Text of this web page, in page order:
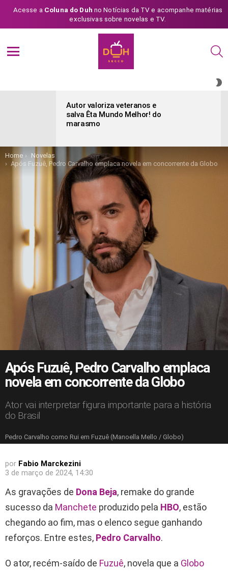
Acesse a Coluna do Duh no Notícias da TV e acompanhe matérias
exclusivas sobre novelas e TV.
Autor valoriza veteranos e
salva Êta Mundo Melhor! do
marasmo
You are here:
Home
Novelas
Após Fuzuê, Pedro Carvalho emplaca novela em concorrente da Globo
Após Fuzuê, Pedro Carvalho emplaca
novela em concorrente da Globo
Ator vai interpretar figura importante para a história
do Brasil
Pedro Carvalho como Rui em Fuzuê (Manoella Mello / Globo)
por Fabio Marckezini
3 de março de 2024, 14:30
As gravações de Dona Beja, remake do grande
sucesso da Manchete produzido pela HBO, estão
chegando ao fim, mas o elenco segue ganhando
reforços. Entre estes, Pedro Carvalho.
O ator, recém-saído de Fuzuê, novela que a Globo